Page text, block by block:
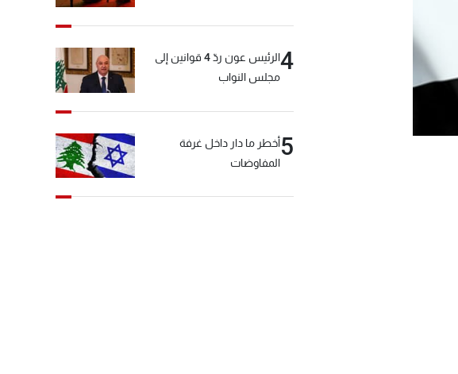
4
الرئيس عون ردّ 4 قوانين إلى
مجلس النواب
5أخطر ما دار داخل غرفة
المفاوضات